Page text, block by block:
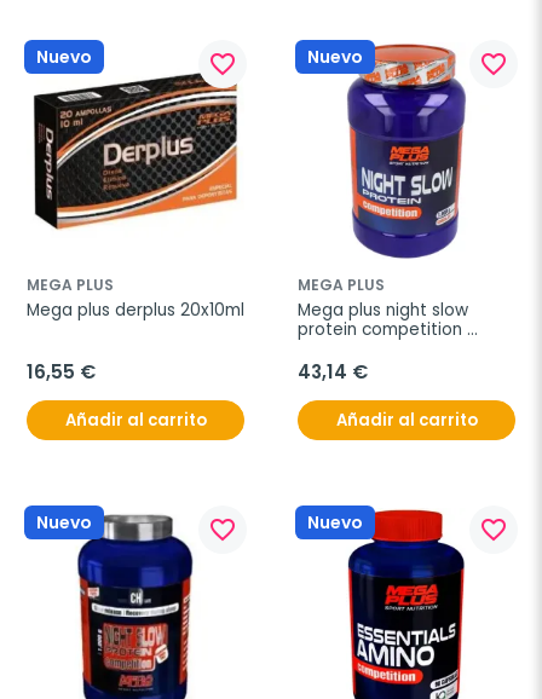
Nuevo favorite_border
MEGA PLUS
Mega plus derplus 20x10ml
16,55 €
Añadir al carrito
Nuevo favorite_border
MEGA PLUS
Mega plus night slow
protein competition
43,14 €
Añadir al carrito
Nuevo favorite_border Nuevo favorite_border